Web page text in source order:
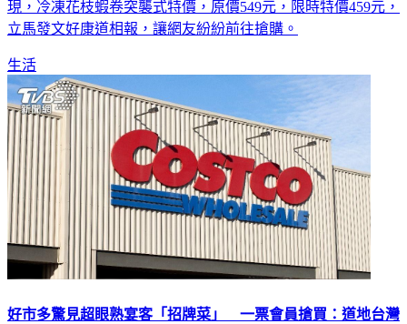
現，冷凍花枝蝦卷突襲式特價，原價549元，限時特價459元，
立馬發文好康道相報，讓網友紛紛前往搶購。
生活
好市多驚見超眼熟宴客「招牌菜」 一票會員搶買：道地台灣